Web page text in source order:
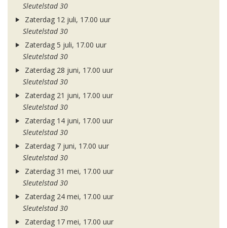
Sleutelstad 30
Zaterdag 12 juli, 17.00 uur
Sleutelstad 30
Zaterdag 5 juli, 17.00 uur
Sleutelstad 30
Zaterdag 28 juni, 17.00 uur
Sleutelstad 30
Zaterdag 21 juni, 17.00 uur
Sleutelstad 30
Zaterdag 14 juni, 17.00 uur
Sleutelstad 30
Zaterdag 7 juni, 17.00 uur
Sleutelstad 30
Zaterdag 31 mei, 17.00 uur
Sleutelstad 30
Zaterdag 24 mei, 17.00 uur
Sleutelstad 30
Zaterdag 17 mei, 17.00 uur